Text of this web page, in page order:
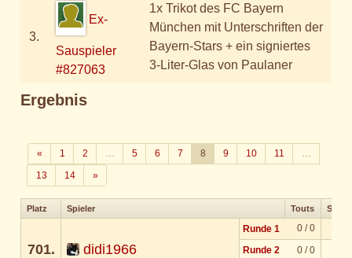
3.
Ex-
Sauspieler
#827063
1x Trikot des FC Bayern
München mit Unterschriften der
Bayern-Stars + ein signiertes
3-Liter-Glas von Paulaner
Ergebnis
«Zurück
1 2 … 5 6 7 8 9 10 11
…
13
14 »Weiter
Platz Spieler Touts Solos
701. didi1966
Runde 1
0 / 0
Runde 2
0 / 0